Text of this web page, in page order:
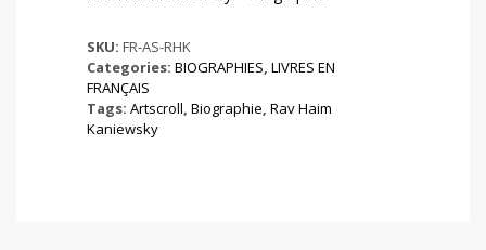
SKU: FR-AS-RHK
Categories: BIOGRAPHIES, LIVRES EN
FRANÇAIS
Tags: Artscroll, Biographie, Rav Haim
Kaniewsky